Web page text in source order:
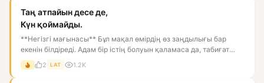
Таң атпайын десе де,
Күн қоймайды.
**Негізгі мағынасы** Бұл мақал өмірдің өз заңдылығы бар
екенін білдіреді. Адам бір істің болуын қаламаса да, табиғат
пен...
2 LAT 1.2K